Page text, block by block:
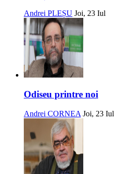
Andrei PLEȘU Joi, 23 Iul
Odiseu printre noi
Andrei CORNEA Joi, 23 Iul